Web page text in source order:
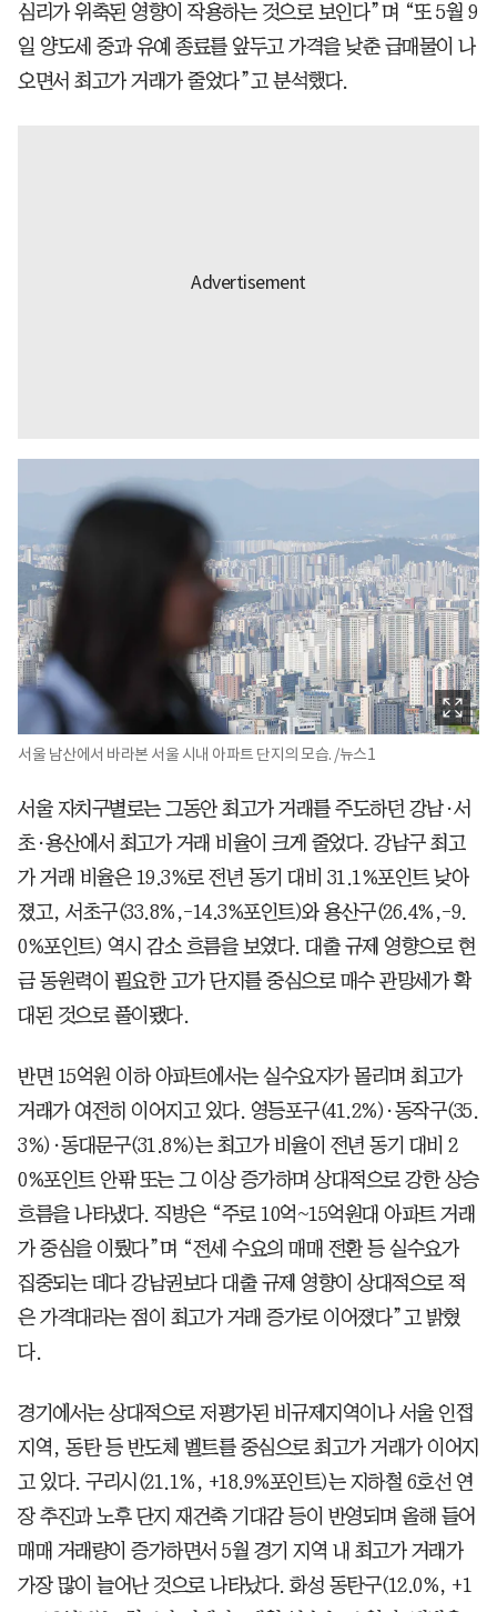
심리가 위축된 영향이 작용하는 것으로 보인다”며 “또 5월 9
일 양도세 중과 유예 종료를 앞두고 가격을 낮춘 급매물이 나
오면서 최고가 거래가 줄었다”고 분석했다.
서울 남산에서 바라본 서울 시내 아파트 단지의 모습. /뉴스1
서울 자치구별로는 그동안 최고가 거래를 주도하던 강남·서
초·용산에서 최고가 거래 비율이 크게 줄었다. 강남구 최고
가 거래 비율은 19.3%로 전년 동기 대비 31.1%포인트 낮아
졌고, 서초구(33.8%,-14.3%포인트)와 용산구(26.4%,-9.
0%포인트) 역시 감소 흐름을 보였다. 대출 규제 영향으로 현
금 동원력이 필요한 고가 단지를 중심으로 매수 관망세가 확
대된 것으로 풀이됐다.
반면 15억원 이하 아파트에서는 실수요자가 몰리며 최고가
거래가 여전히 이어지고 있다. 영등포구(41.2%)·동작구(35.
3%)·동대문구(31.8%)는 최고가 비율이 전년 동기 대비 2
0%포인트 안팎 또는 그 이상 증가하며 상대적으로 강한 상승
흐름을 나타냈다. 직방은 “주로 10억~15억원대 아파트 거래
가 중심을 이뤘다”며 “전세 수요의 매매 전환 등 실수요가
집중되는 데다 강남권보다 대출 규제 영향이 상대적으로 적
은 가격대라는 점이 최고가 거래 증가로 이어졌다”고 밝혔
다.
경기에서는 상대적으로 저평가된 비규제지역이나 서울 인접
지역, 동탄 등 반도체 벨트를 중심으로 최고가 거래가 이어지
고 있다. 구리시(21.1%, +18.9%포인트)는 지하철 6호선 연
장 추진과 노후 단지 재건축 기대감 등이 반영되며 올해 들어
매매 거래량이 증가하면서 5월 경기 지역 내 최고가 거래가
가장 많이 늘어난 것으로 나타났다. 화성 동탄구(12.0%, +1